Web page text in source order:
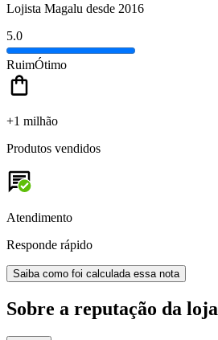
Lojista Magalu desde 2016
5.0
RuimÓtimo
+1 milhão
Produtos vendidos
Atendimento
Responde rápido
Saiba como foi calculada essa nota
Sobre a reputação da loja